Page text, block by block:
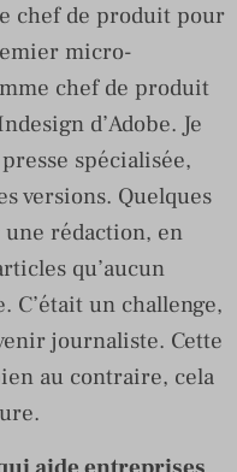
chef de produit pour
micro-
chef de produit
d’Adobe. Je
spécialisée,
versions. Quelques
une rédaction, en
qu’aucun
un challenge,
journaliste. Cette
au contraire, cela